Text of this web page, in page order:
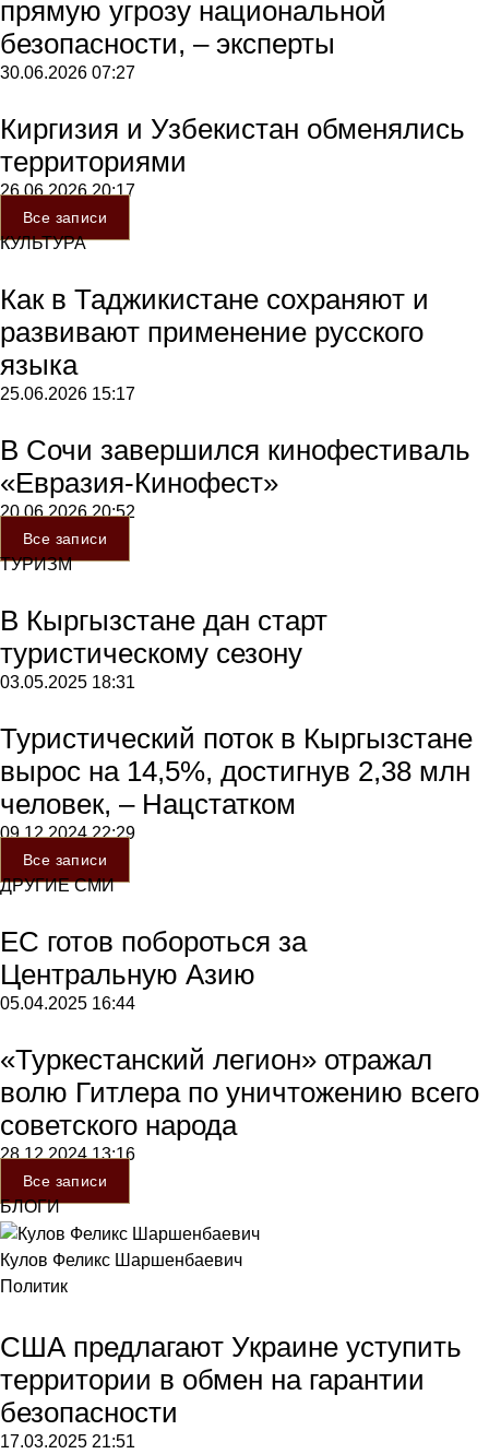
прямую угрозу национальной
безопасности, – эксперты
30.06.2026 07:27
Киргизия и Узбекистан обменялись
территориями
26.06.202620:17
Все записи
КУЛЬТУРА
Как в Таджикистане сохраняют и
развивают применение русского
языка
25.06.2026 15:17
В Сочи завершился кинофестиваль
«Евразия-Кинофест»
20.06.202620:52
Все записи
ТУРИЗМ
В Кыргызстане дан старт
туристическому сезону
03.05.2025 18:31
Туристический поток в Кыргызстане
вырос на 14,5%, достигнув 2,38 млн
человек, – Нацстатком
09.12.202422:29
Все записи
ДРУГИЕ СМИ
ЕС готов побороться за
Центральную Азию
05.04.2025 16:44
«Туркестанский легион» отражал
волю Гитлера по уничтожению всего
советского народа
28.12.202413:16
Все записи
БЛОГИ
Кулов Феликс Шаршенбаевич
Политик
США предлагают Украине уступить
территории в обмен на гарантии
безопасности
17.03.2025 21:51